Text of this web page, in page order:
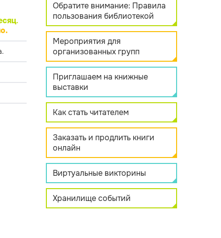
.
Обратите внимание: Правила
пользования библиотекой
Мероприятия для
организованных групп
Приглашаем на книжные
выставки
Как стать читателем
Заказать и продлить книги
онлайн
Виртуальные викторины
Хранилище событий